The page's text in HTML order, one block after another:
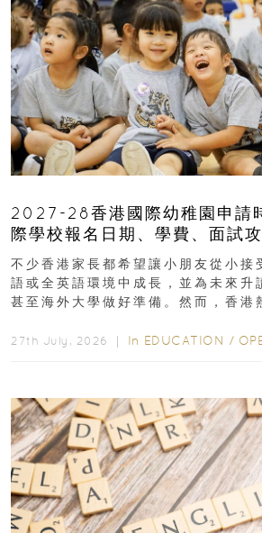
2027-28香港國際幼稚園申請
際學校報名日期、學費、面試
不少香港家長都希望讓小朋友從小接
語或全英語環境中成長，並為未來升
甚至海外大學做好準備。然而，香港
27th July, 2026 ｜ In EDUCATION /